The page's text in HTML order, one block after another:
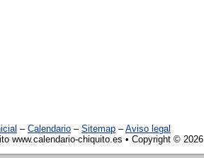
– Calendario – Sitemap –Aviso legal
www.calendario-chiquito.es • Copyright © 2026